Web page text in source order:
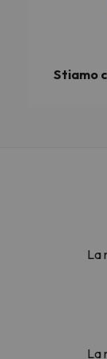
Stiamo
La
La